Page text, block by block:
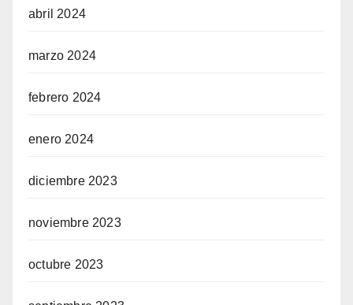
abril 2024
marzo 2024
febrero 2024
enero 2024
diciembre 2023
noviembre 2023
octubre 2023